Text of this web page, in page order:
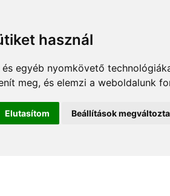
használ
egyéb nyomkövető
meg, és elemzi a weboldalunk
Elutasítom Beállítások